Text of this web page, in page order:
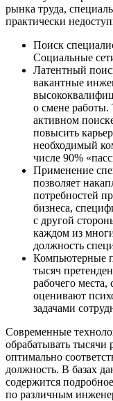
рынка труда,
практически
Поиск
Социальные
Латентный
вакантные
о смене работы.
активном
повысить
необходимый
числе 90%
Применение
позволяет
потребностей
бизнеса,
с другой
каждом из
должность
Компьютерные
тысяч
рабочего
оценивают
задачами
Современные
обрабатывать тысячи
оптимально
должность. В базах
содержится
по различным